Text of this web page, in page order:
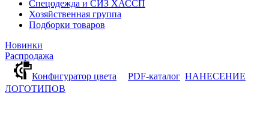
Спецодежда и СИЗ ХАССП
Хозяйственная группа
Подборки товаров
Новинки
Распродажа
Конфигуратор цвета
PDF-каталог НАНЕСЕНИЕ
ЛОГОТИПОВ